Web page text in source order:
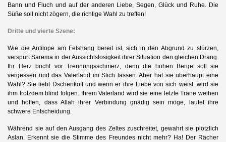
Bann und Fluch und auf der anderen Liebe, Segen, Glück und Ruhe. Die
Süße soll nicht zögern, die richtige Wahl zu treffen!
Dritte und vierte Szene:
Wie die Antilope am Felshang bereit ist, sich in den Abgrund zu stürzen,
verspürt Sarema in der Aussichtslosigkeit ihrer Situation den gleichen Drang.
Ihr Herz bricht vor Trennungsschmerz, denn die hohen Berge soll sie
vergessen und das Vaterland im Stich lassen. Aber hat sie überhaupt eine
Wahl? Sie liebt Dscherikoff und wenn er ihre Liebe von sich weist, wird sie
ihm trotzdem blind folgen. Ihrem Vaterland wird sie eine letzte Träne weihen
und hoffen, dass Allah ihrer Verbindung gnädig sein möge, lautet ihre
schwere Entscheidung.
Während sie auf den Ausgang des Zeltes zuschreitet, gewahrt sie plötzlich
Aslan. Erkennt sie die Stimme des Freundes nicht mehr? Ha! Der Rächer